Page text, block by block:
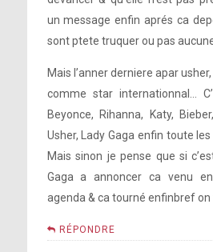
un message enfin aprés ca
sont ptete truquer ou pas
Mais l’anner derniere apar
comme star internationnal…
Beyonce, Rihanna, Katy,
Usher, Lady Gaga enfin toute
Mais sinon je pense que si
Gaga a annoncer ca venu
agenda & ca tourné enfinbref on
RÉPONDRE